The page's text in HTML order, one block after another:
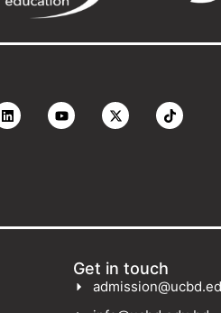
Get in touch